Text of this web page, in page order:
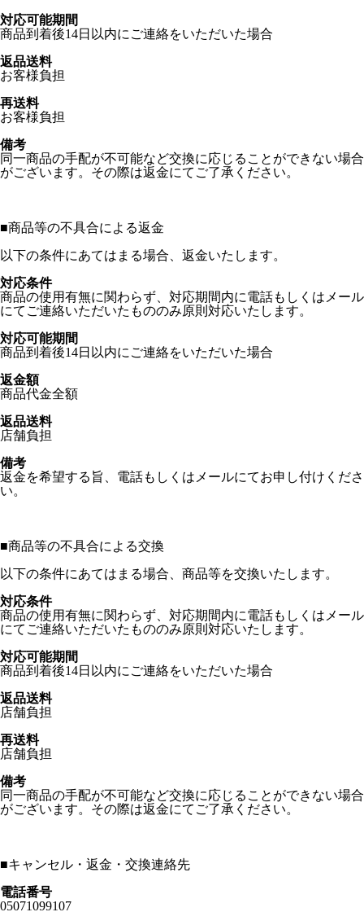
対応可能期間
商品到着後14日以内にご連絡をいただいた場合
返品送料
お客様負担
再送料
お客様負担
備考
同一商品の手配が不可能など交換に応じることができない場合
がございます。その際は返金にてご了承ください。
■商品等の不具合による返金
以下の条件にあてはまる場合、返金いたします。
対応条件
商品の使用有無に関わらず、対応期間内に電話もしくはメール
にてご連絡いただいたもののみ原則対応いたします。
対応可能期間
商品到着後14日以内にご連絡をいただいた場合
返金額
商品代金全額
返品送料
店舗負担
備考
返金を希望する旨、電話もしくはメールにてお申し付けくださ
い。
■商品等の不具合による交換
以下の条件にあてはまる場合、商品等を交換いたします。
対応条件
商品の使用有無に関わらず、対応期間内に電話もしくはメール
にてご連絡いただいたもののみ原則対応いたします。
対応可能期間
商品到着後14日以内にご連絡をいただいた場合
返品送料
店舗負担
再送料
店舗負担
備考
同一商品の手配が不可能など交換に応じることができない場合
がございます。その際は返金にてご了承ください。
■キャンセル・返金・交換連絡先
電話番号
05071099107